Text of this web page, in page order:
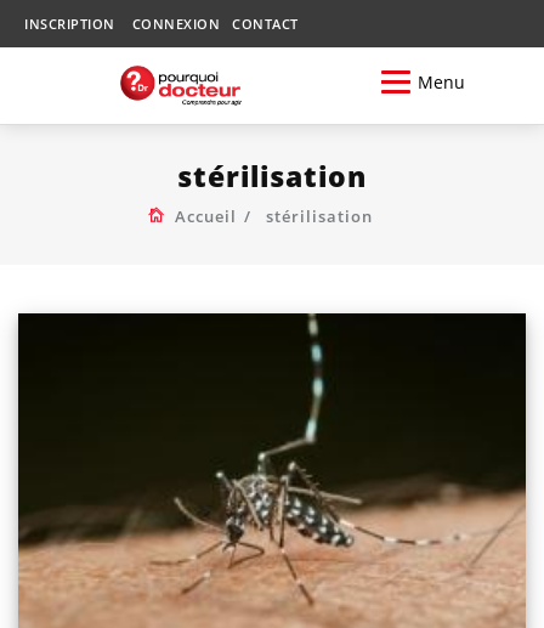
INSCRIPTION CONNEXION CONTACT
Menu
stérilisation
Accueil stérilisation